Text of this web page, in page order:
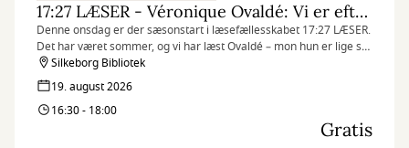
17:27 LÆSER - Véronique Ovaldé: Vi er efterkommerne af de hekse, I ikke fik brændt
Denne onsdag er der sæsonstart i læsefællesskabet 17:27 LÆSER.
Det har været sommer, og vi har læst Ovaldé – mon hun er lige så
frydefuldt ramsaltet, som hun plejer?
Silkeborg Bibliotek
19. august 2026
16:30 - 18:00
Gratis